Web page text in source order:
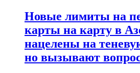
Новые лимиты на
карты на карту в
нацелены на
но вызывают